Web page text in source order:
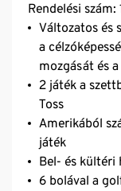
Rendelési szám:
Változatos és
a
mozgását és
2 játék a
Toss
Amerikából
játék
Bel- és kültéri
6 bolával a